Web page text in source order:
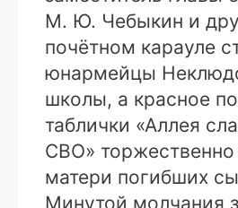
М. Ю. Чебыкин и
почётном карауле
юнармейцы
школы, а красное
таблички «Аллея
СВО» торжественно
матери погибших
Минутой молчания